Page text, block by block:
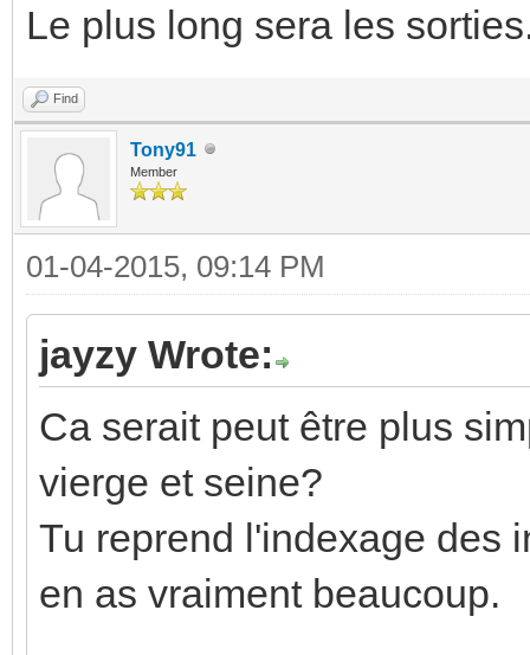
Le plus long sera les
Find
Tony91
Member
01-04-2015, 09:14 PM
jayzy Wrote:
Ca serait peut être plus
vierge et seine?
Tu reprend l'indexage des
en as vraiment beaucoup.